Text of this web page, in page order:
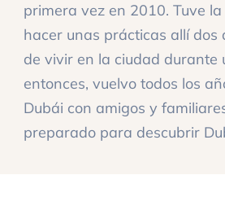
primera vez en 2010. Tuve
hacer unas prácticas allí dos
de vivir en la ciudad durante
entonces, vuelvo todos los
Dubái con amigos y
preparado para descubrir